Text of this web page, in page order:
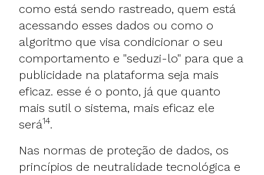
como está sendo rastreado, quem está
acessando esses dados ou como o
algoritmo que visa condicionar o seu
comportamento e "seduzi-lo" para que a
publicidade na plataforma seja mais
eficaz. esse é o ponto, já que quanto
mais sutil o sistema, mais eficaz ele
será14.
Nas normas de proteção de dados, os
princípios de neutralidade tecnológica e